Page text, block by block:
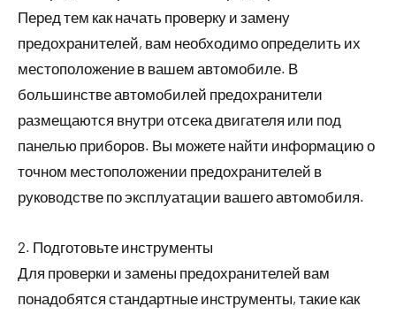
Перед тем как начать проверку и замену
предохранителей, вам необходимо определить их
местоположение в вашем автомобиле. В
большинстве автомобилей предохранители
размещаются внутри отсека двигателя или под
панелью приборов. Вы можете найти информацию о
точном местоположении предохранителей в
руководстве по эксплуатации вашего автомобиля.
2. Подготовьте инструменты
Для проверки и замены предохранителей вам
понадобятся стандартные инструменты, такие как